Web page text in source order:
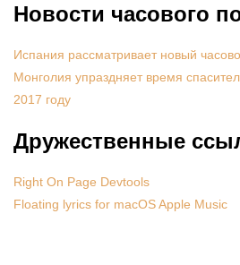
Новости часового
Испания рассматривает новый
Монголия упраздняет время
2017 году
Дружественные
Right On Page Devtools
Floating lyrics for macOS Apple Music